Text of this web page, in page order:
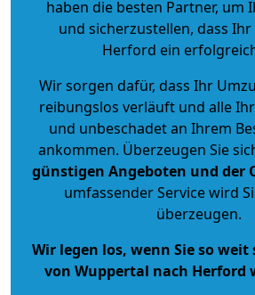
haben die besten Partner, um
und sicherzustellen, dass
Herford ein
Wir sorgen dafür, dass Ihr
reibungslos verläuft und alle
und unbeschadet an Ihrem
ankommen. Überzeugen Sie
günstigen Angeboten und der
umfassender Service wird
überzeugen.
Wir legen los, wenn Sie so
von Wuppertal nach Herford